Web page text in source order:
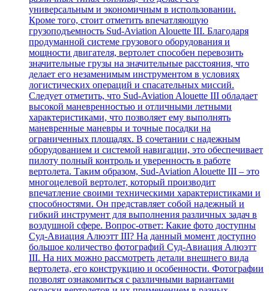
универсальным и экономичным в использовании.
Кроме того, стоит отметить впечатляющую
грузоподъемность Sud-Aviation Alouette III. Благодаря
продуманной системе грузового оборудования и
мощности двигателя, вертолет способен перевозить
значительные грузы на значительные расстояния, что
делает его незаменимым инструментом в условиях
логистических операций и спасательных миссий.
Следует отметить, что Sud-Aviation Alouette III обладает
высокой маневренностью и отличными летными
характеристиками, что позволяет ему выполнять
маневренные маневры и точные посадки на
ограниченных площадях. В сочетании с надежным
оборудованием и системой навигации, это обеспечивает
пилоту полный контроль и уверенность в работе
вертолета. Таким образом, Sud-Aviation Alouette III – это
многоцелевой вертолет, который производит
впечатление своими техническими характеристиками и
способностями. Он представляет собой надежный и
гибкий инструмент для выполнения различных задач в
воздушной сфере. Вопрос-ответ: Какие фото доступны
Суд-Авиация Алюэтт III? На данный момент доступно
большое количество фотографий Суд-Авиация Алюэтт
III. На них можно рассмотреть детали внешнего вида
вертолета, его конструкцию и особенности. Фотографии
позволят ознакомиться с различными вариантами